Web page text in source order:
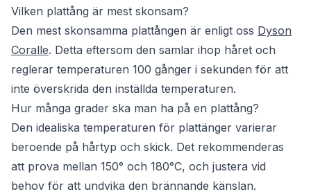
Vilken plattång är mest skonsam?
Den mest skonsamma plattången är enligt oss Dyson
Coralle. Detta eftersom den samlar ihop håret och
reglerar temperaturen 100 gånger i sekunden för att
inte överskrida den inställda temperaturen.
Hur många grader ska man ha på en plattång?
Den idealiska temperaturen för plattänger varierar
beroende på hårtyp och skick. Det rekommenderas
att prova mellan 150° och 180°C, och justera vid
behov för att undvika den brännande känslan.